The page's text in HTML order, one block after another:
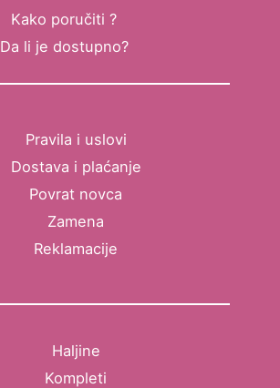
Kako poručiti ?
Da li je dostupno?
Pravila i uslovi
Dostava i plaćanje
Povrat novca
Zamena
Reklamacije
Haljine
Kompleti